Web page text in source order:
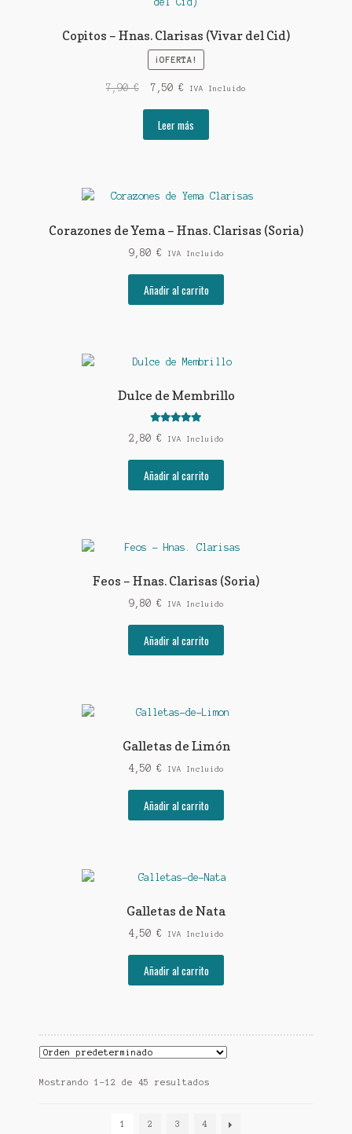
pueden
Copitos – Hnas. Clarisas (Vivar del Cid)
¡OFERTA!
7,90€
El
original
era:
7,50€ El
actual
es:
IVA Incluido
Leer más
Corazones de Yema – Hnas. Clarisas (Soria)
9,80 € IVA Incluido
Añadir al carrito
Dulce de Membrillo
2,80 € IVA Incluido
Añadir al carrito
Feos – Hnas. Clarisas (Soria)
9,80 € IVA Incluido
Añadir al carrito
Galletas de Limón
4,50 € IVA Incluido
Añadir al carrito
Galletas de Nata
4,50 € IVA Incluido
Añadir al carrito
Mostrando 1–12 de 45 resultados
1 2 3 4